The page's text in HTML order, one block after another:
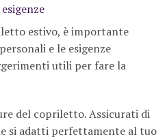
estivo, è importante
e le esigenze
utili per fare la
del copriletto. Assicurati di
si adatti perfettamente al tuo